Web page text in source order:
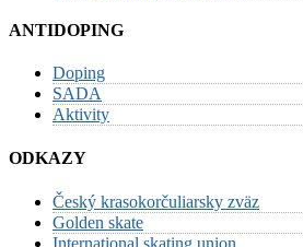
ANTIDOPING
Doping
SADA
Aktivity
ODKAZY
Český krasokorčuliarsky zväz
Golden skate
International skating union